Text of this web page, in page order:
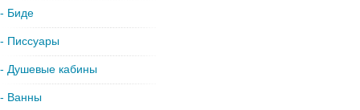
- Биде
- Писсуары
- Душевые кабины
- Ванны